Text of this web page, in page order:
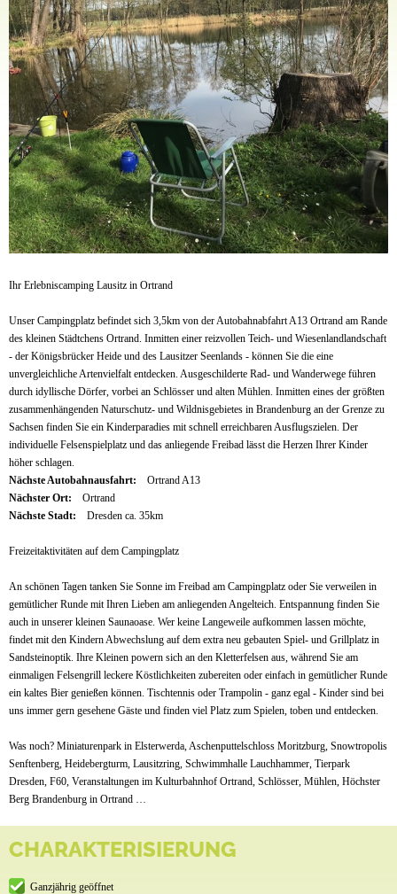
Ihr Erlebniscamping Lausitz in Ortrand
Unser Campingplatz befindet sich 3,5km von der Autobahnabfahrt A13 Ortrand am Rande
des kleinen Städtchens Ortrand. Inmitten einer reizvollen Teich- und Wiesenlandlandschaft
- der Königsbrücker Heide und des Lausitzer Seenlands - können Sie die eine
unvergleichliche Artenvielfalt entdecken. Ausgeschilderte Rad- und Wanderwege führen
durch idyllische Dörfer, vorbei an Schlösser und alten Mühlen. Inmitten eines der größten
zusammenhängenden Naturschutz- und Wildnisgebietes in Brandenburg an der Grenze zu
Sachsen finden Sie ein Kinderparadies mit schnell erreichbaren Ausflugszielen. Der
individuelle Felsenspielplatz und das anliegende Freibad lässt die Herzen Ihrer Kinder
höher schlagen.
Nächste Autobahnausfahrt:
Ortrand A13
Nächster Ort:
Ortrand
Nächste Stadt:
Dresden ca. 35km
Freizeitaktivitäten auf dem Campingplatz
An schönen Tagen tanken Sie Sonne im Freibad am Campingplatz oder Sie verweilen in
gemütlicher Runde mit Ihren Lieben am anliegenden Angelteich. Entspannung finden Sie
auch in unserer kleinen Saunaoase. Wer keine Langeweile aufkommen lassen möchte,
findet mit den Kindern Abwechslung auf dem extra neu gebauten Spiel- und Grillplatz in
Sandsteinoptik. Ihre Kleinen powern sich an den Kletterfelsen aus, während Sie am
einmaligen Felsengrill leckere Köstlichkeiten zubereiten oder einfach in gemütlicher Runde
ein kaltes Bier genießen können. Tischtennis oder Trampolin - ganz egal - Kinder sind bei
uns immer gern gesehene Gäste und finden viel Platz zum Spielen, toben und entdecken.
Was noch? Miniaturenpark in Elsterwerda, Aschenputtelschloss Moritzburg, Snowtropolis
Senftenberg, Heidebergturm, Lausitzring, Schwimmhalle Lauchhammer, Tierpark
Dresden, F60, Veranstaltungen im Kulturbahnhof Ortrand, Schlösser, Mühlen, Höchster
Berg Brandenburg in Ortrand …
CHARAKTERISIERUNG
Ganzjährig geöffnet